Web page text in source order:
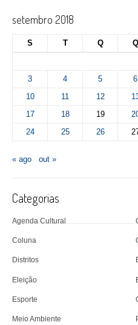
setembro 2018
S T Q Q
3
4 5 6
10
11 12
17
18 19
24
25 26
« ago out »
Categorias
Agenda Cultural
Coluna
Distritos
Eleição
Esporte
Meio Ambiente